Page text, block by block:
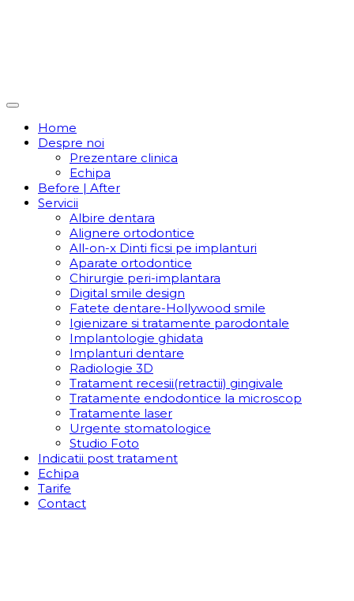
Home
Despre noi
Prezentare clinica
Echipa
Before | After
Servicii
Albire dentara
Alignere ortodontice
All-on-x Dinti ficsi pe implanturi
Aparate ortodontice
Chirurgie peri-implantara
Digital smile design
Fatete dentare-Hollywood smile
Igienizare si tratamente parodontale
Implantologie ghidata
Implanturi dentare
Radiologie 3D
Tratament recesii(retractii) gingivale
Tratamente endodontice la microscop
Tratamente laser
Urgente stomatologice
Studio Foto
Indicatii post tratament
Echipa
Tarife
Contact